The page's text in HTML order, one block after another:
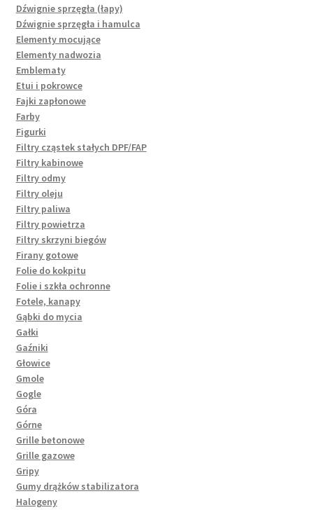
Dźwignie sprzęgła (łapy)
Dźwignie sprzęgła i hamulca
Elementy mocujące
Elementy nadwozia
Emblematy
Etui i pokrowce
Fajki zapłonowe
Farby
Figurki
Filtry cząstek stałych DPF/FAP
Filtry kabinowe
Filtry odmy
Filtry oleju
Filtry paliwa
Filtry powietrza
Filtry skrzyni biegów
Firany gotowe
Folie do kokpitu
Folie i szkła ochronne
Fotele, kanapy
Gąbki do mycia
Gałki
Gaźniki
Głowice
Gmole
Gogle
Góra
Górne
Grille betonowe
Grille gazowe
Gripy
Gumy drążków stabilizatora
Halogeny